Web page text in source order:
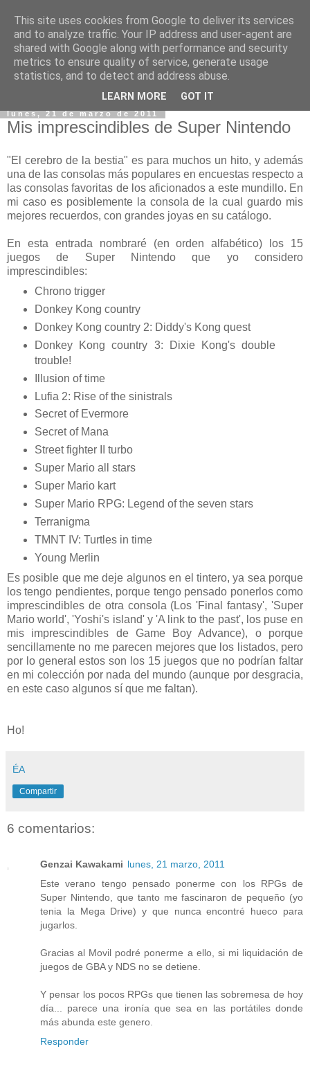
lunes, 21 de marzo de 2011
Mis imprescindibles de Super Nintendo
"El cerebro de la bestia" es para muchos un hito, y además
una de las consolas más populares en encuestas respecto a
las consolas favoritas de los aficionados a este mundillo. En
mi caso es posiblemente la consola de la cual guardo mis
mejores recuerdos, con grandes joyas en su catálogo.
En esta entrada nombraré (en orden alfabético) los 15
juegos de Super Nintendo que yo considero
imprescindibles:
Chrono trigger
Donkey Kong country
Donkey Kong country 2: Diddy's Kong quest
Donkey Kong country 3: Dixie Kong's double
trouble!
Illusion of time
Lufia 2: Rise of the sinistrals
Secret of Evermore
Secret of Mana
Street fighter II turbo
Super Mario all stars
Super Mario kart
Super Mario RPG: Legend of the seven stars
Terranigma
TMNT IV: Turtles in time
Young Merlin
Es posible que me deje algunos en el tintero, ya sea porque
los tengo pendientes, porque tengo pensado ponerlos como
imprescindibles de otra consola (Los 'Final fantasy', 'Super
Mario world', 'Yoshi's island' y 'A link to the past', los puse en
mis imprescindibles de Game Boy Advance), o porque
sencillamente no me parecen mejores que los listados, pero
por lo general estos son los 15 juegos que no podrían faltar
en mi colección por nada del mundo (aunque por desgracia,
en este caso algunos sí que me faltan).
Ho!
ÉA
Compartir
6 comentarios:
Genzai Kawakami lunes, 21 marzo, 2011
Este verano tengo pensado ponerme con los RPGs de
Super Nintendo, que tanto me fascinaron de pequeño (yo
tenia la Mega Drive) y que nunca encontré hueco para
jugarlos.
Gracias al Movil podré ponerme a ello, si mi liquidación de
juegos de GBA y NDS no se detiene.
Y pensar los pocos RPGs que tienen las sobremesa de hoy
día... parece una ironía que sea en las portátiles donde
más abunda este genero.
Responder
This site uses cookies from Google to deliver its services
and to analyze traffic. Your IP address and user-agent are
shared with Google along with performance and security
metrics to ensure quality of service, generate usage
statistics, and to detect and address abuse.
LEARN MORE GOT IT